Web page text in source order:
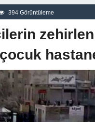
Nelerdir?
Sitesi
394 Görüntüleme